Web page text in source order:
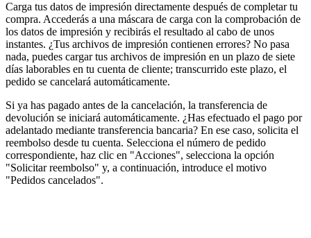
Carga tus datos de impresión directamente después de completar tu
compra. Accederás a una máscara de carga con la comprobación de
los datos de impresión y recibirás el resultado al cabo de unos
instantes. ¿Tus archivos de impresión contienen errores? No pasa
nada, puedes cargar tus archivos de impresión en un plazo de siete
días laborables en tu cuenta de cliente; transcurrido este plazo, el
pedido se cancelará automáticamente.
Si ya has pagado antes de la cancelación, la transferencia de
devolución se iniciará automáticamente. ¿Has efectuado el pago por
adelantado mediante transferencia bancaria? En ese caso, solicita el
reembolso desde tu cuenta. Selecciona el número de pedido
correspondiente, haz clic en "Acciones", selecciona la opción
"Solicitar reembolso" y, a continuación, introduce el motivo
"Pedidos cancelados".